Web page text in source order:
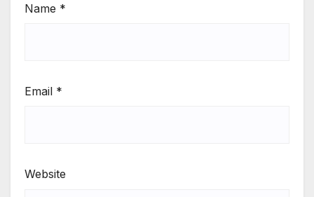
Name *
Email *
Website